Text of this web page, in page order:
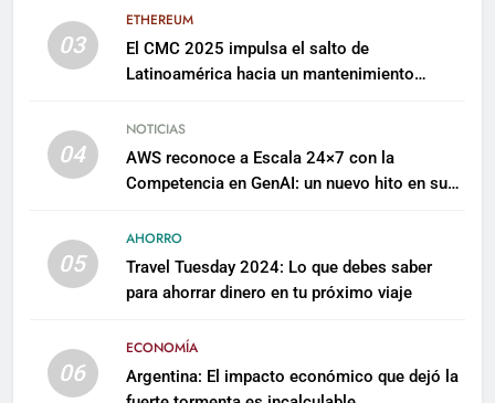
03
ETHEREUM
El CMC 2025 impulsa el salto de
Latinoamérica hacia un mantenimiento
04
NOTICIAS
AWS reconoce a Escala 24×7 con la
Competencia en GenAI: un nuevo hito en su
05
AHORRO
Travel Tuesday 2024: Lo que debes saber
para ahorrar dinero en tu próximo viaje
06
ECONOMÍA
Argentina: El impacto económico que dejó la